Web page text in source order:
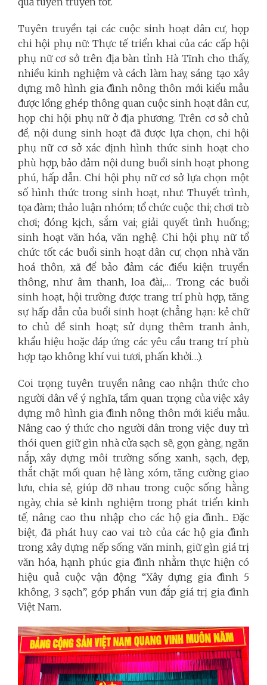
Tuyên truyền tại các cuộc sinh hoạt dân cư, họp
chi hội phụ nữ: Thực tế triển khai của các cấp hội
phụ nữ cơ sở trên địa bàn tỉnh Hà Tĩnh cho thấy,
nhiều kinh nghiệm và cách làm hay, sáng tạo xây
dựng mô hình gia đình nông thôn mới kiểu mẫu
được lồng ghép thông quan cuộc sinh hoạt dân cư,
họp chi hội phụ nữ ở địa phương. Trên cơ sở chủ
đề, nội dung sinh hoạt đã được lựa chọn, chi hội
phụ nữ cơ sở xác định hình thức sinh hoạt cho
phù hợp, bảo đảm nội dung buổi sinh hoạt phong
phú, hấp dẫn. Chi hội phụ nữ cơ sở lựa chọn một
số hình thức trong sinh hoạt, như: Thuyết trình,
tọa đàm; thảo luận nhóm; tổ chức cuộc thi; chơi trò
chơi; đóng kịch, sắm vai; giải quyết tình huống;
sinh hoạt văn hóa, văn nghệ. Chi hội phụ nữ tổ
chức tốt các buổi sinh hoạt dân cư, chọn nhà văn
hoá thôn, xã để bảo đảm các điều kiện truyền
thông, như âm thanh, loa đài,… Trong các buổi
sinh hoạt, hội trường được trang trí phù hợp, tăng
sự hấp dẫn của buổi sinh hoạt (chẳng hạn: kẻ chữ
to chủ đề sinh hoạt; sử dụng thêm tranh ảnh,
khẩu hiệu hoặc đáp ứng các yêu cầu trang trí phù
hợp tạo không khí vui tươi, phấn khởi…).
Coi trọng tuyên truyền nâng cao nhận thức cho
người dân về ý nghĩa, tầm quan trọng của việc xây
dựng mô hình gia đình nông thôn mới kiểu mẫu.
Nâng cao ý thức cho người dân trong việc duy trì
thói quen giữ gìn nhà cửa sạch sẽ, gọn gàng, ngăn
nắp, xây dựng môi trường sống xanh, sạch, đẹp,
thắt chặt mối quan hệ làng xóm, tăng cường giao
lưu, chia sẻ, giúp đỡ nhau trong cuộc sống hằng
ngày, chia sẻ kinh nghiệm trong phát triển kinh
tế, nâng cao thu nhập cho các hộ gia đình... Đặc
biệt, đã phát huy cao vai trò của các hộ gia đình
trong xây dựng nếp sống văn minh, giữ gìn giá trị
văn hóa, hạnh phúc gia đình nhằm thực hiện có
hiệu quả cuộc vận động “Xây dựng gia đình 5
không, 3 sạch”, góp phần vun đắp giá trị gia đình
Việt Nam.